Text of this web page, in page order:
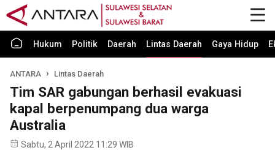
Hukum Politik Daerah Lintas Daerah Gaya Hidup
ANTARA Lintas Daerah
Tim SAR gabungan berhasil evakuasi
kapal berpenumpang dua warga
Australia
Sabtu, 2 April 2022 11:29 WIB